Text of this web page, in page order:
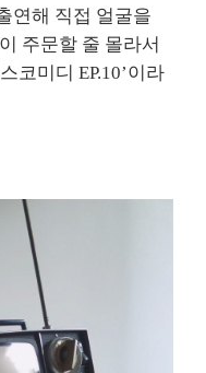
연해 직접 얼굴을
주문할 줄 몰라서
코미디 EP.10’이라